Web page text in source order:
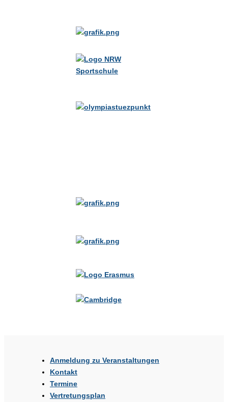
Anmeldung zu Veranstaltungen
Kontakt
Termine
Vertretungsplan